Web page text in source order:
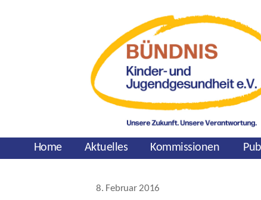
Home Aktuelles Kommissionen
Kategorien
Veröffentlichungsdatum
8. Februar 2016